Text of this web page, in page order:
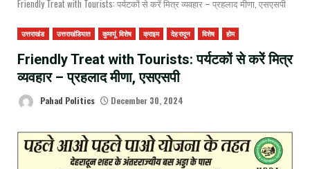
Friendly Treat with Tourists: पर्यटकों से करें मित्र व्यवहार – प्रहलाद मीणा, एसएसपी
उत्तराखंड उत्तराखंडियात कुमायूं विशेष क्राइम देहरादून विशेष होम
Friendly Treat with Tourists: पर्यटकों से करें मित्र
व्यवहार – प्रहलाद मीणा, एसएसपी
Pahad Politics December 30, 2024